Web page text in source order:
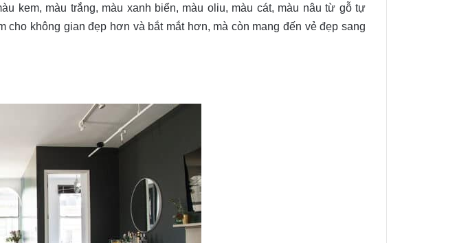
kem, màu trắng, màu xanh biển, màu oliu, màu cát, màu nâu từ gỗ tự
không gian đẹp hơn và bắt mắt hơn, mà còn mang đến vẻ đẹp sang